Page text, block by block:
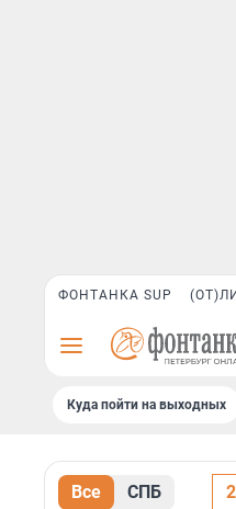
ФОНТАНКА SUP
Куда пойти на выходных
Все СПБ